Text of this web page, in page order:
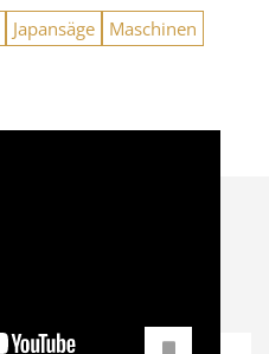
Japansäge
Maschinen